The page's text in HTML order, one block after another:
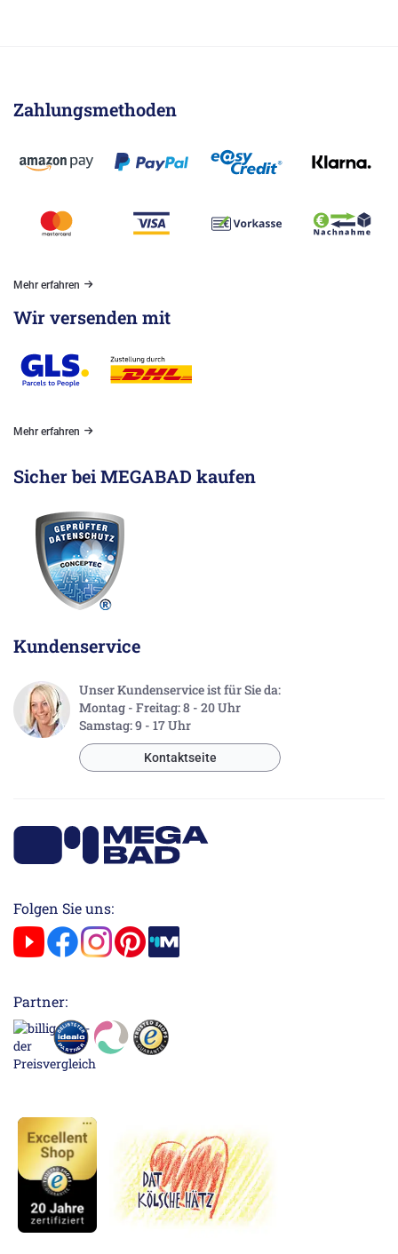
Zahlungsmethoden
Mehr erfahren
Wir versenden mit
Mehr erfahren
Sicher bei MEGABAD kaufen
Kundenservice
Unser Kundenservice ist für Sie da:
Montag - Freitag: 8 - 20 Uhr
Samstag: 9 - 17 Uhr
Kontaktseite
Folgen Sie uns:
Partner: